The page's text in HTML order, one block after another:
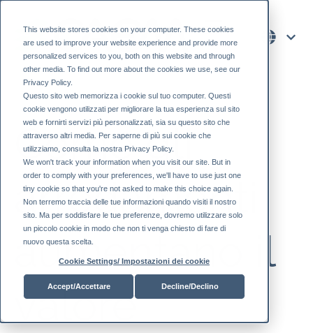
This website stores cookies on your computer. These cookies
are used to improve your website experience and provide more
personalized services to you, both on this website and through
other media. To find out more about the cookies we use, see our
Privacy Policy.
Questo sito web memorizza i cookie sul tuo computer. Questi
cookie vengono utilizzati per migliorare la tua esperienza sul sito
web e fornirti servizi più personalizzati, sia su questo sito che
attraverso altri media. Per saperne di più sui cookie che
utilizziamo, consulta la nostra Privacy Policy.
We won't track your information when you visit our site. But in
order to comply with your preferences, we'll have to use just one
tiny cookie so that you're not asked to make this choice again.
Non terremo traccia delle tue informazioni quando visiti il ​​nostro
sito. Ma per soddisfare le tue preferenze, dovremo utilizzare solo
un piccolo cookie in modo che non ti venga chiesto di fare di
nuovo questa scelta.
Cookie Settings/ Impostazioni dei cookie
Accept/Accettare Decline/Declino
Come gli
arredamenti
aumentano il
valore